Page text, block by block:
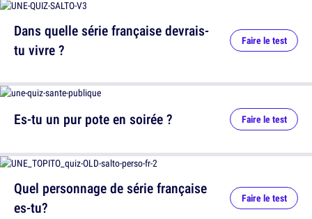
Es-tu un pur pote en soirée ? Faire le test
Quel personnage de série française
es-tu?
Faire le test
Dans quelle série française devrais-
tu vivre ?
Faire le test